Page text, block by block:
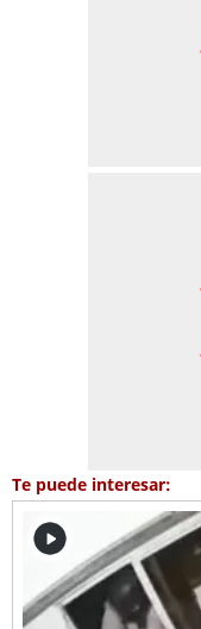
Te puede interesar: